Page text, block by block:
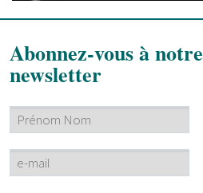
Abonnez-vous à notre
newsletter